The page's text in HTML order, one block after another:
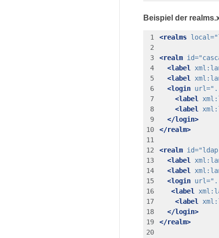
Beispiel der
3
4
5
6
7
8
9
10
13
14
15
16
17
18
19
20
<realms local=
<realm id=
<label
<label
<login url=
<label
<label
</login>
</realm>
<realm id=
<label
<label
<login url=
<label
<label
</login>
</realm>